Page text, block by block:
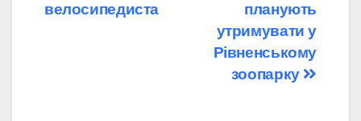
планують
утримувати у
Рівненському
зоопарку
велосипедиста